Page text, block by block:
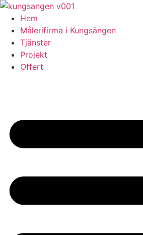
Skip
content
Hem
Målerifirma i Kungsängen
Tjänster
Projekt
Offert